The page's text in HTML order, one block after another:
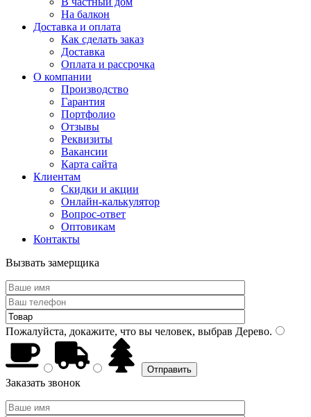
На балкон
Доставка и оплата
Как сделать заказ
Доставка
Оплата и рассрочка
О компании
Производство
Гарантия
Портфолио
Отзывы
Реквизиты
Вакансии
Карта сайта
Клиентам
Скидки и акции
Онлайн-калькулятор
Вопрос-ответ
Оптовикам
Контакты
Вызвать замерщика
Пожалуйста, докажите, что вы человек, выбрав Дерево.
Заказать звонок